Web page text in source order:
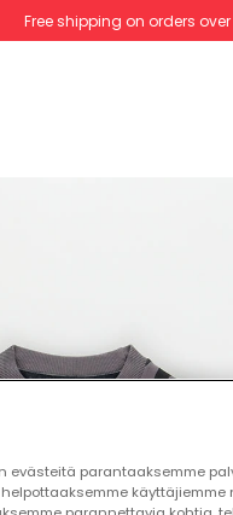
Free shipping on orders
evästeitä parantaaksemme